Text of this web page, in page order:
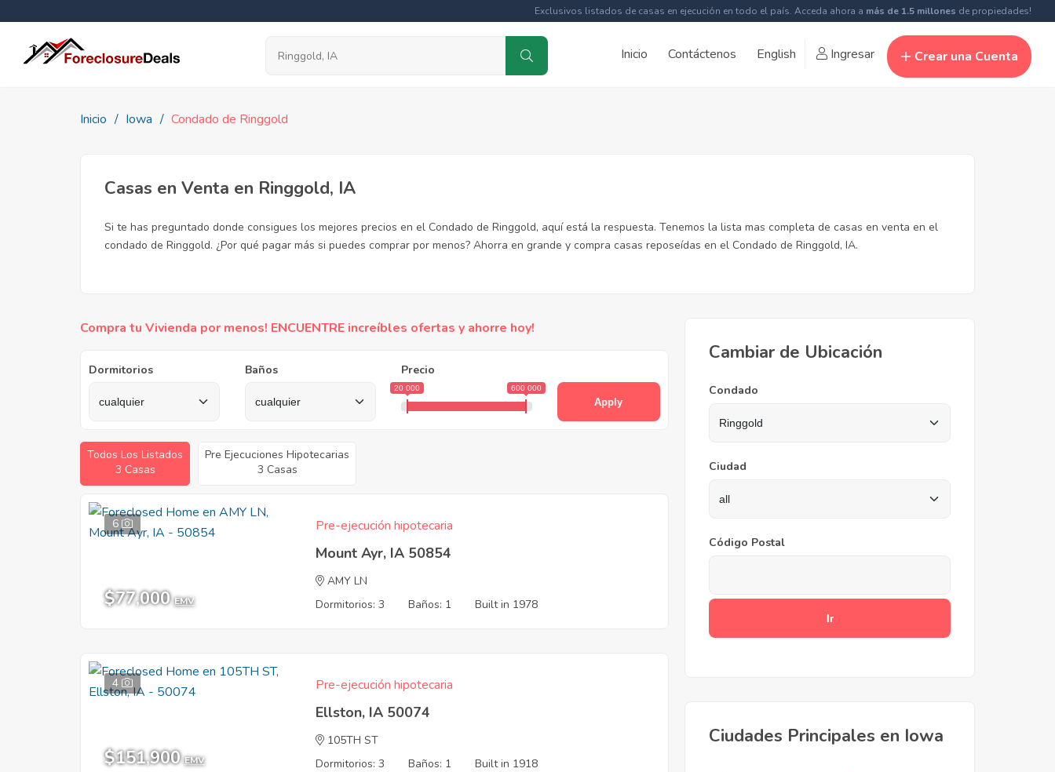
Exclusivos listados de casas en ejecución en todo el país. Acceda ahora a más de 1.5 millones de propiedades!
Inicio Contáctenos English Ingresar Crear una Cuenta
Inicio Iowa Condado de Ringgold
Casas en Venta en Ringgold, IA
Si te has preguntado donde consigues los mejores precios en el Condado de Ringgold, aquí está la respuesta. Tenemos la lista mas completa de casas en venta en el
condado de Ringgold. ¿Por qué pagar más si puedes comprar por menos? Ahorra en grande y compra casas reposeídas en el Condado de Ringgold, IA.
Compra tu Vivienda por menos! ENCUENTRE increíbles ofertas y ahorre hoy!
Dormitorios Baños Precio
20 000 600 000
Apply
Todos Los Listados
3 Casas
Pre Ejecuciones Hipotecarias
3 Casas
6
$77,000 EMV
Pre-ejecución hipotecaria
Mount Ayr, IA 50854
AMY LN
Dormitorios: 3
Baños: 1 Built in 1978
4
$151,900 EMV
Pre-ejecución hipotecaria
Ellston, IA 50074
105TH ST
Dormitorios: 3
Baños: 1 Built in 1918
Cambiar de Ubicación
Condado
Ciudad
Código Postal
Ciudades Principales en Iowa